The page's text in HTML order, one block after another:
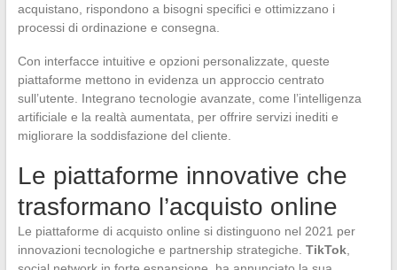
acquistano, rispondono a bisogni specifici e ottimizzano i
processi di ordinazione e consegna.
Con interfacce intuitive e opzioni personalizzate, queste
piattaforme mettono in evidenza un approccio centrato
sull’utente. Integrano tecnologie avanzate, come l’intelligenza
artificiale e la realtà aumentata, per offrire servizi inediti e
migliorare la soddisfazione del cliente.
Le piattaforme innovative che
trasformano l’acquisto online
Le piattaforme di acquisto online si distinguono nel 2021 per
innovazioni tecnologiche e partnership strategiche. TikTok,